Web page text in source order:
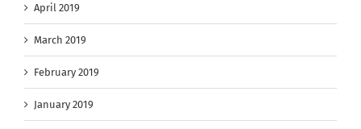
April 2019
March 2019
February 2019
January 2019